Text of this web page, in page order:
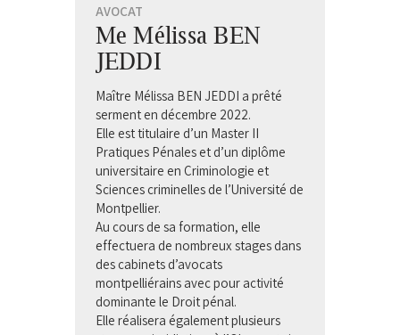
AVOCAT
Me Mélissa BEN
JEDDI
Maître Mélissa BEN JEDDI a prêté
serment en décembre 2022.
Elle est titulaire d’un Master II
Pratiques Pénales et d’un diplôme
universitaire en Criminologie et
Sciences criminelles de l’Université de
Montpellier.
Au cours de sa formation, elle
effectuera de nombreux stages dans
des cabinets d’avocats
montpelliérains avec pour activité
dominante le Droit pénal.
Elle réalisera également plusieurs